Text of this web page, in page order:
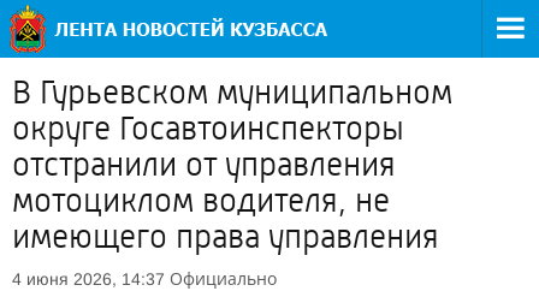
В Гурьевском муниципальном
округе Госавтоинспекторы
отстранили от управления
мотоциклом водителя, не
имеющего права управления
4 июня 2026, 14:37 Официально